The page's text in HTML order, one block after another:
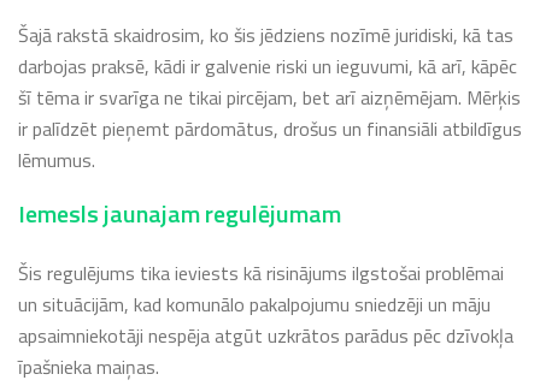
Šajā rakstā skaidrosim, ko šis jēdziens nozīmē juridiski, kā tas
darbojas praksē, kādi ir galvenie riski un ieguvumi, kā arī, kāpēc
šī tēma ir svarīga ne tikai pircējam, bet arī aizņēmējam. Mērķis
ir palīdzēt pieņemt pārdomātus, drošus un finansiāli atbildīgus
lēmumus.
Iemesls jaunajam regulējumam
Šis regulējums tika ieviests kā risinājums ilgstošai problēmai
un situācijām, kad komunālo pakalpojumu sniedzēji un māju
apsaimniekotāji nespēja atgūt uzkrātos parādus pēc dzīvokļa
īpašnieka maiņas.